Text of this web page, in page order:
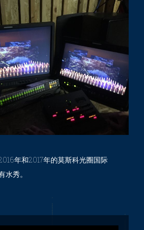
年和2017年的莫斯科光圈国际
水秀。